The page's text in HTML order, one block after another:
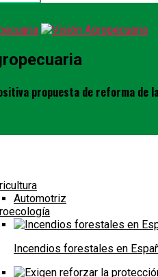
propuesta de reforma de
Automotriz
Incendios forestales en